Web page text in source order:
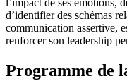
l’impact de ses émotions,
d’identifier des schémas
communication assertive,
renforcer son leadership
Programme de